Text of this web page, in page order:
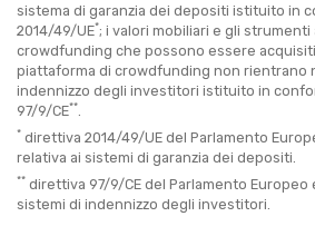
sistema di garanzia dei depositi istituito in
2014/49/UE*; i valori mobiliari e gli strumenti
crowdfunding che possono essere
piattaforma di crowdfunding non rientrano
indennizzo degli investitori istituito in
97/9/CE**
* direttiva 2014/49/UE del Parlamento
relativa ai sistemi di garanzia dei depositi.
** direttiva 97/9/CE del Parlamento Europeo
sistemi di indennizzo degli investitori.